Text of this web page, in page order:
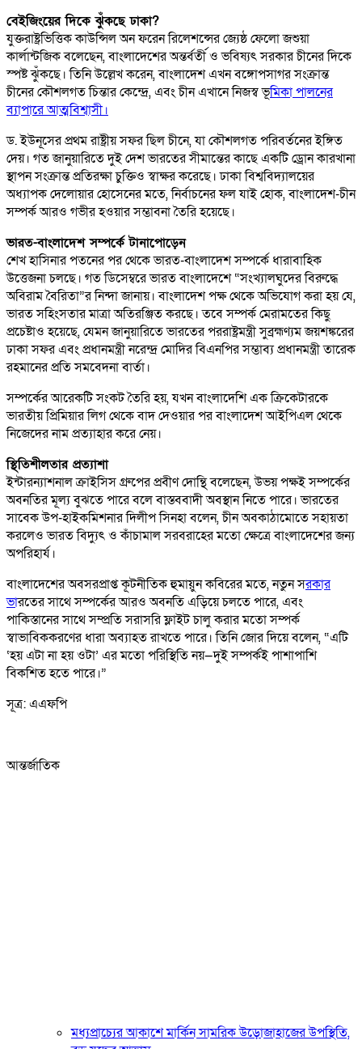
বেইজিংয়ের দিকে ঝুঁকছে ঢাকা?
যুক্তরাষ্ট্রভিত্তিক কাউন্সিল অন ফরেন রিলেশন্সের জ্যেষ্ঠ ফেলো জশুয়া
কার্লান্টজিক বলেছেন, বাংলাদেশের অন্তর্বর্তী ও ভবিষ্যৎ সরকার চীনের দিকে
স্পষ্ট ঝুঁকছে। তিনি উল্লেখ করেন, বাংলাদেশ এখন বঙ্গোপসাগর সংক্রান্ত
চীনের কৌশলগত চিন্তার কেন্দ্রে, এবং চীন এখানে নিজস্ব ভূমিকা পালনের
ব্যাপারে আত্মবিশ্বাসী।
ড. ইউনূসের প্রথম রাষ্ট্রীয় সফর ছিল চীনে, যা কৌশলগত পরিবর্তনের ইঙ্গিত
দেয়। গত জানুয়ারিতে দুই দেশ ভারতের সীমান্তের কাছে একটি ড্রোন কারখানা
স্থাপন সংক্রান্ত প্রতিরক্ষা চুক্তিও স্বাক্ষর করেছে। ঢাকা বিশ্ববিদ্যালয়ের
অধ্যাপক দেলোয়ার হোসেনের মতে, নির্বাচনের ফল যাই হোক, বাংলাদেশ-চীন
সম্পর্ক আরও গভীর হওয়ার সম্ভাবনা তৈরি হয়েছে।
ভারত-বাংলাদেশ সম্পর্কে টানাপোড়েন
শেখ হাসিনার পতনের পর থেকে ভারত-বাংলাদেশ সম্পর্কে ধারাবাহিক
উত্তেজনা চলছে। গত ডিসেম্বরে ভারত বাংলাদেশে “সংখ্যালঘুদের বিরুদ্ধে
অবিরাম বৈরিতা”র নিন্দা জানায়। বাংলাদেশ পক্ষ থেকে অভিযোগ করা হয় যে,
ভারত সহিংসতার মাত্রা অতিরঞ্জিত করছে। তবে সম্পর্ক মেরামতের কিছু
প্রচেষ্টাও হয়েছে, যেমন জানুয়ারিতে ভারতের পররাষ্ট্রমন্ত্রী সুব্রহ্মণ্যম জয়শঙ্করের
ঢাকা সফর এবং প্রধানমন্ত্রী নরেন্দ্র মোদির বিএনপির সম্ভাব্য প্রধানমন্ত্রী তারেক
রহমানের প্রতি সমবেদনা বার্তা।
সম্পর্কের আরেকটি সংকট তৈরি হয়, যখন বাংলাদেশি এক ক্রিকেটারকে
ভারতীয় প্রিমিয়ার লিগ থেকে বাদ দেওয়ার পর বাংলাদেশ আইপিএল থেকে
নিজেদের নাম প্রত্যাহার করে নেয়।
স্থিতিশীলতার প্রত্যাশা
ইন্টারন্যাশনাল ক্রাইসিস গ্রুপের প্রবীণ দোন্থি বলেছেন, উভয় পক্ষই সম্পর্কের
অবনতির মূল্য বুঝতে পারে বলে বাস্তববাদী অবস্থান নিতে পারে। ভারতের
সাবেক উপ-হাইকমিশনার দিলীপ সিনহা বলেন, চীন অবকাঠামোতে সহায়তা
করলেও ভারত বিদ্যুৎ ও কাঁচামাল সরবরাহের মতো ক্ষেত্রে বাংলাদেশের জন্য
অপরিহার্য।
বাংলাদেশের অবসরপ্রাপ্ত কূটনীতিক হুমায়ুন কবিরের মতে, নতুন সরকার
ভারতের সাথে সম্পর্কের আরও অবনতি এড়িয়ে চলতে পারে, এবং
পাকিস্তানের সাথে সম্প্রতি সরাসরি ফ্লাইট চালু করার মতো সম্পর্ক
স্বাভাবিককরণের ধারা অব্যাহত রাখতে পারে। তিনি জোর দিয়ে বলেন, “এটি
‘হয় এটা না হয় ওটা’ এর মতো পরিস্থিতি নয়—দুই সম্পর্কই পাশাপাশি
বিকশিত হতে পারে।”
সূত্র: এএফপি
আন্তর্জাতিক
মধ্যপ্রাচ্যের আকাশে মার্কিন সামরিক উড়োজাহাজের উপস্থিতি,